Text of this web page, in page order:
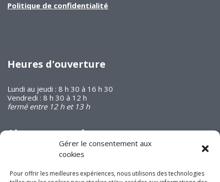
Gérer le consentement aux
cookies
Pour offrir les meilleures expériences, nous utilisons des technologies
Politique de confidentialité
Heures d'ouverture
Lundi au jeudi : 8 h 30 à 16 h 30
Vendredi : 8 h 30 à 12 h
fermé entre 12 h et 13 h
Abonnez-vous à
notre infolettre